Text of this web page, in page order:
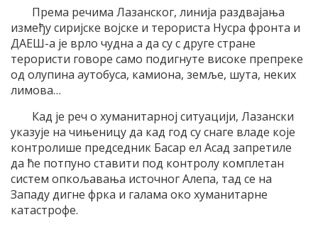
Према речима Лазанског, линија раздвајања
између сиријске војске и терориста Нусра фронта и
ДАЕШ-а је врло чудна а да су с друге стране
терористи говоре само подигнуте високе препреке
од олупина аутобуса, камиона, земље, шута, неких
лимова…
Кад је реч о хуманитарној ситуацији, Лазански
указује на чињеницу да кад год су снаге владе које
контролише председник Басар ел Асад запретиле
да ће потпуно ставити под контролу комплетан
систем опкољавања источног Алепа, тад се на
Западу дигне фрка и галама око хуманитарне
катастрофе.